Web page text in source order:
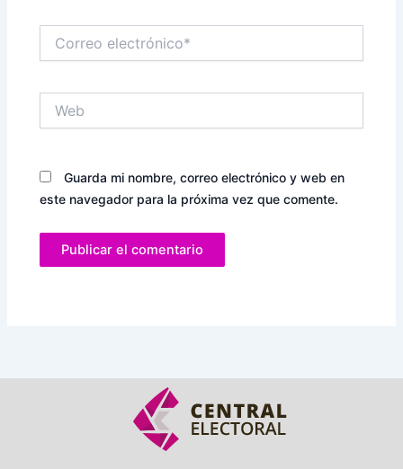
electrónico*
Guarda mi nombre, correo electrónico y web en
este navegador para la próxima vez que comente.